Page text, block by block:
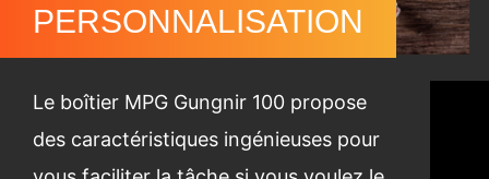
PERSONNALISATION
Le boîtier MPG Gungnir 100 propose
des caractéristiques ingénieuses pour